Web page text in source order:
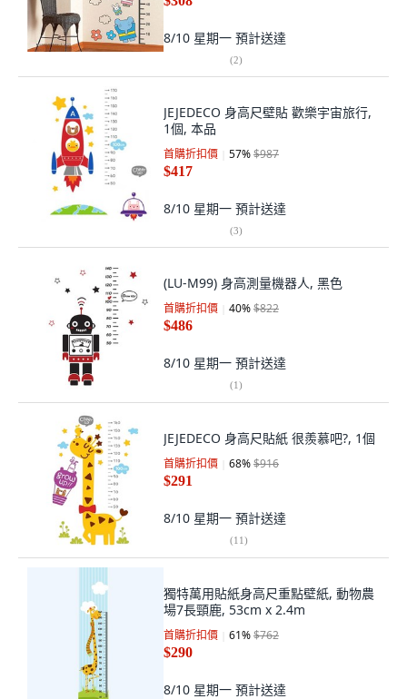
8/10 星期一 預計送達
(2)
JEJEDECO 身高尺壁貼 歡樂宇宙旅行,
1個, 本品
首購折扣價 57%$987
$417
8/10 星期一 預計送達
(3)
(LU-M99) 身高測量機器人, 黑色
首購折扣價 40%$822
$486
8/10 星期一 預計送達
(1)
JEJEDECO 身高尺貼紙 很羨慕吧?, 1個
首購折扣價 68%$916
$291
8/10 星期一 預計送達
(11)
獨特萬用貼紙身高尺重點壁紙, 動物農
場7長頸鹿, 53cm x 2.4m
首購折扣價 61%$762
$290
8/10 星期一 預計送達